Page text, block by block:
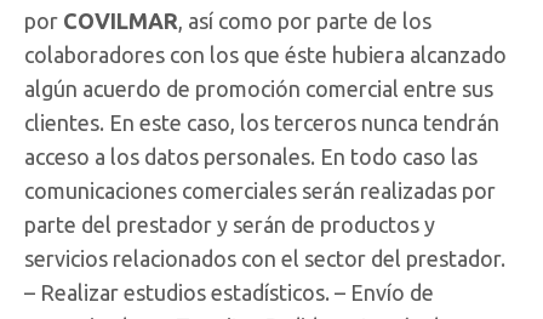
por COVILMAR, así como por parte de los
colaboradores con los que éste hubiera alcanzado
algún acuerdo de promoción comercial entre sus
clientes. En este caso, los terceros nunca tendrán
acceso a los datos personales. En todo caso las
comunicaciones comerciales serán realizadas por
parte del prestador y serán de productos y
servicios relacionados con el sector del prestador.
– Realizar estudios estadísticos. – Envío de